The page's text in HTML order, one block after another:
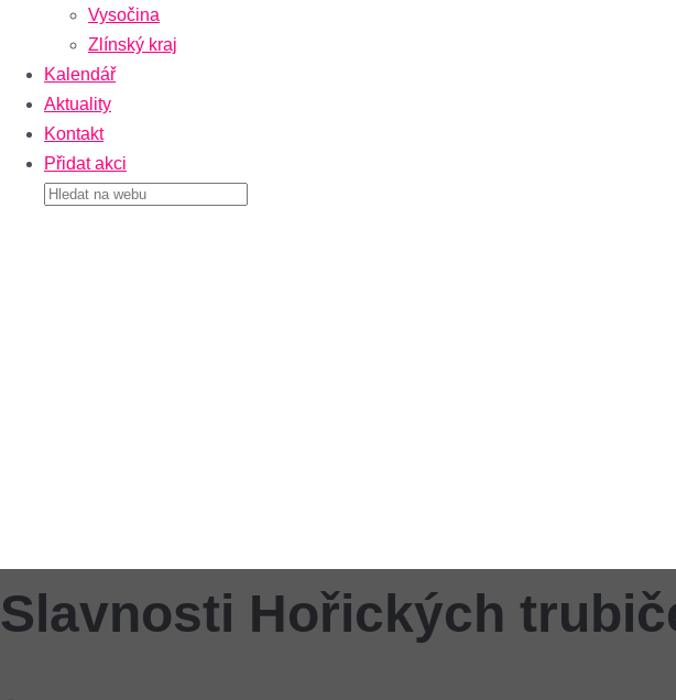
Vysočina
Zlínský kraj
Kalendář
Aktuality
Kontakt
Přidat akci
Slavnosti Hořických